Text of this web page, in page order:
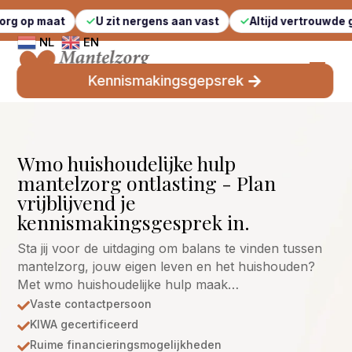
U zit nergens aan vast Altijd vertrouwde gezichten
NL EN
Kennismakingsgepsrek
Wmo huishoudelijke hulp
mantelzorg ontlasting - Plan
vrijblijvend je
kennismakingsgesprek in.
Sta jij voor de uitdaging om balans te vinden tussen
mantelzorg, jouw eigen leven en het huishouden?
Met wmo huishoudelijke hulp maak…
Vaste contactpersoon
KIWA gecertificeerd
Ruime financieringsmogelijkheden